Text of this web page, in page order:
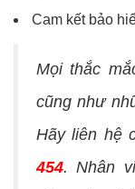
Cam kết bảo
Mọi thắc
cũng như
Hãy liên hệ
454. Nhân